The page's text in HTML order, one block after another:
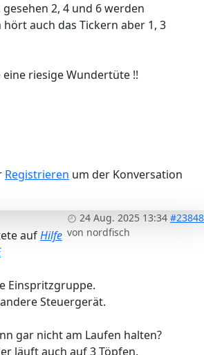
gesehen 2, 4 und 6 werden
auch das Tickern aber 1, 3
riesige Wundertüte !!
Registrieren um der Konversation
24 Aug. 2025 13:34 #23848
von nordfisch
aufHilfe
Einspritzgruppe.
Steuergerät.
gar nicht am Laufen halten?
läuft auch auf 3 Töpfen.